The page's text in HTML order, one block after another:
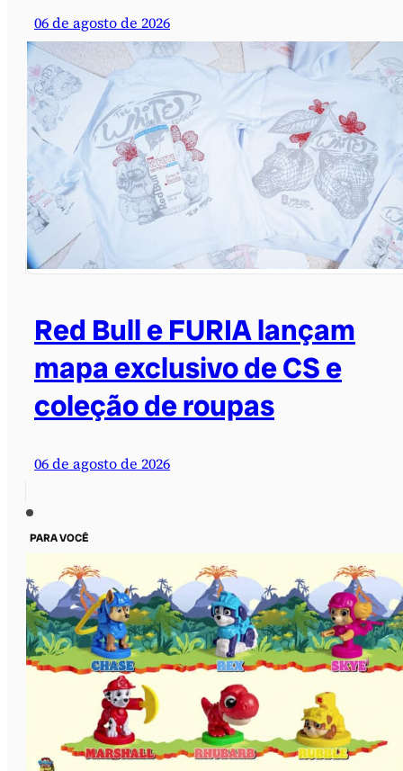
06 de agosto de 2026
Red Bull e FURIA lançam
mapa exclusivo de CS e
coleção de roupas
06 de agosto de 2026
PARA VOCÊ